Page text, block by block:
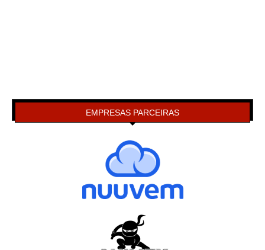
EMPRESAS PARCEIRAS